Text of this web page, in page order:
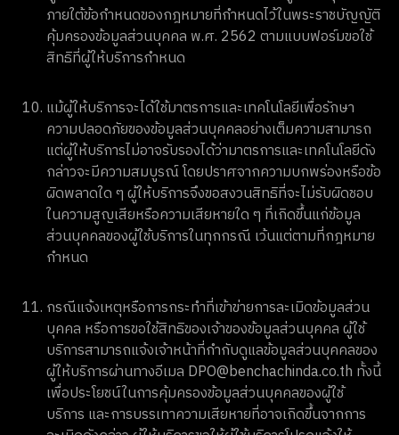
ภายใต้ข้อกำหนดของกฎหมายที่กำหนดไว้ในพระราชบัญญัติ
คุ้มครองข้อมูลส่วนบุคคล พ.ศ. 2562 ตามแบบฟอร์มขอใช้
สิทธิที่ผู้ให้บริการกำหนด
แม้ผู้ให้บริการจะได้ใช้มาตรการและเทคโนโลยีเพื่อรักษา
ความปลอดภัยของข้อมูลส่วนบุคคลอย่างเต็มความสามารถ
แต่ผู้ให้บริการไม่อาจรับรองได้ว่ามาตรการและเทคโนโลยีดัง
กล่าวจะมีความสมบูรณ์ โดยปราศจากความบกพร่องหรือข้อ
ผิดพลาดใด ๆ ผู้ให้บริการจึงขอสงวนสิทธิที่จะไม่รับผิดชอบ
ในความสูญเสียหรือความเสียหายใด ๆ ที่เกิดขึ้นแก่ข้อมูล
ส่วนบุคคลของผู้ใช้บริการในทุกกรณี เว้นแต่ตามที่กฎหมาย
กำหนด
กรณีแจ้งเหตุหรือการกระทำที่เข้าข่ายการละเมิดข้อมูลส่วน
บุคคล หรือการขอใช้สิทธิของเจ้าของข้อมูลส่วนบุคคล ผู้ใช้
บริการสามารถแจ้งเจ้าหน้าที่กำกับดูแลข้อมูลส่วนบุคคลของ
ผู้ให้บริการผ่านทางอีเมล DPO@benchachinda.co.th ทั้งนี้
เพื่อประโยชน์ในการคุ้มครองข้อมูลส่วนบุคคลของผู้ใช้
บริการ และการบรรเทาความเสียหายที่อาจเกิดขึ้นจากการ